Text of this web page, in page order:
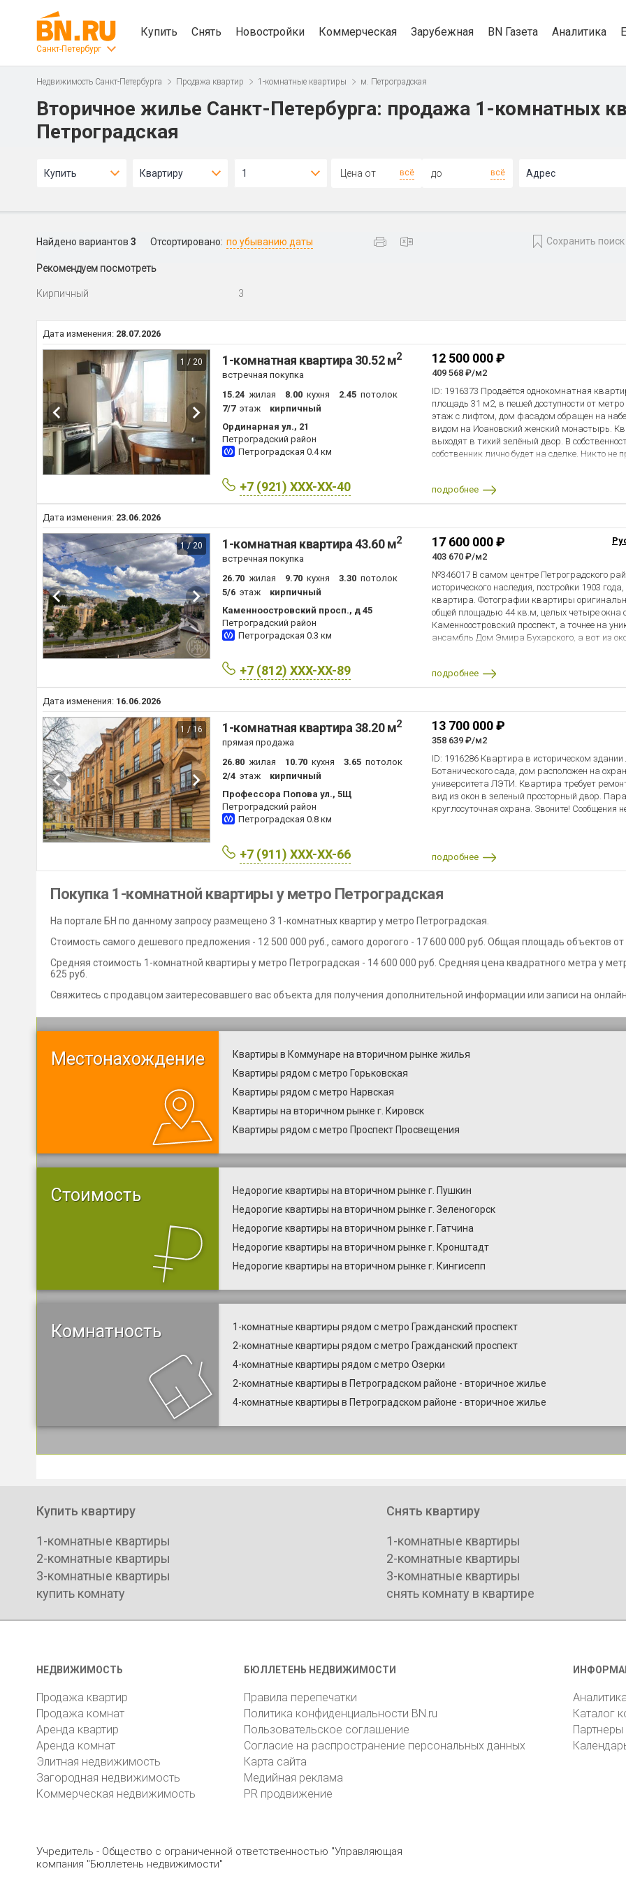
Санкт-Петербург
Купить Снять Новостройки Коммерческая Зарубежная BN Газета Аналитика
Недвижимость Санкт-Петербурга Продажа квартир 1-комнатные квартиры м. Петроградская
Вторичное жилье Санкт-Петербурга: продажа 1-комнатных
Петроградская
Купить Квартиру 1 всё всё Адрес
Найдено вариантов 3 Отсортировано: по убыванию даты Сохранить поиск
Рекомендуем посмотреть
Кирпичный 3
Дата изменения: 28.07.2026
1 / 20 1-комнатная квартира 30.52 м2
встречная покупка
15.24 жилая 8.00 кухня 2.45 потолок
7/7 этаж
кирпичный
Ординарная ул., 21
Петроградский район
Петроградская 0.4 км
+7 (921) XXX-XX-40
12 500 000 ₽
409 568 ₽/м2
ID: 1916373 Продаётся однокомнатная
площадь 31 м2, в пешей доступности от
этаж с лифтом, дом фасадом обращен на
видом на Иоановский женский монастырь.
выходят в тихий зелёный двор. В
собственник лично будет на сделке. Никто не
города. Планируем легкую встречную покупку.
подробнее
Дата изменения: 23.06.2026
1 / 20 1-комнатная квартира 43.60 м2
встречная покупка
26.70 жилая 9.70 кухня 3.30 потолок
5/6 этаж
кирпичный
Каменноостровский просп., д 45
Петроградский район
Петроградская 0.3 км
+7 (812) XXX-XX-89
17 600 000 ₽
403 670 ₽/м2
№346017 В самом центре Петроградского
исторического наследия, постройки 1903
квартира. Фотографии квартиры
общей площадью 44 кв.м, целых четыре окна
Каменноостровский проспект, а точнее на
ансамбль Дом Эмира Бухарского, а вот из
из разных пород дерева, а на потолке узор
3,3 м. Вход в парадную со двора. Во дворе
развязка: станция метро «Петроградская»
ходьбы, чуть дальше — «Чкаловская». В пешей
(Крестовский остров, Вяземский,
ответим на все вопросы, а если захотелось
просмотр в удобное время.
подробнее
Дата изменения: 16.06.2026
1 / 16 1-комнатная квартира 38.20 м2
прямая продажа
26.80 жилая 10.70 кухня 3.65 потолок
2/4 этаж
кирпичный
Профессора Попова ул., 5Щ
Петроградский район
Петроградская 0.8 км
+7 (911) XXX-XX-66
13 700 000 ₽
358 639 ₽/м2
ID: 1916286 Квартира в историческом
Ботанического сада, дом расположен на
университета ЛЭТИ. Квартира требует
вид из окон в зеленый просторный двор.
круглосуточная охрана. Звоните! Сообщения
подробнее
Покупка 1-комнатной квартиры у метро Петроградская
На портале БН по данному запросу размещено 3 1-комнатных квартир у метро Петроградская.
Стоимость самого дешевого предложения - 12 500 000 руб., самого дорогого - 17 600 000 руб. Общая площадь объектов
Средняя стоимость 1-комнатной квартиры у метро Петроградская - 14 600 000 руб. Средняя цена квадратного метра у
625 руб.
Свяжитесь с продавцом заитересовавшего вас объекта для получения дополнительной информации или записи на
Местонахождение
Квартиры в Коммунаре на вторичном рынке жилья
Квартиры рядом с метро Горьковская
Квартиры рядом с метро Нарвская
Квартиры на вторичном рынке г. Кировск
Квартиры рядом с метро Проспект Просвещения
Стоимость
Недорогие квартиры на вторичном рынке г. Пушкин
Недорогие квартиры на вторичном рынке г. Зеленогорск
Недорогие квартиры на вторичном рынке г. Гатчина
Недорогие квартиры на вторичном рынке г. Кронштадт
Недорогие квартиры на вторичном рынке г. Кингисепп
Комнатность
1-комнатные квартиры рядом с метро Гражданский проспект
2-комнатные квартиры рядом с метро Гражданский проспект
4-комнатные квартиры рядом с метро Озерки
2-комнатные квартиры в Петроградском районе - вторичное жилье
4-комнатные квартиры в Петроградском районе - вторичное жилье
Купить квартиру
1-комнатные квартиры
2-комнатные квартиры
3-комнатные квартиры
купить комнату
Снять квартиру
1-комнатные квартиры
2-комнатные квартиры
3-комнатные квартиры
снять комнату в квартире
НЕДВИЖИМОСТЬ
Продажа квартир
Продажа комнат
Аренда квартир
Аренда комнат
Элитная недвижимость
Загородная недвижимость
Коммерческая недвижимость
БЮЛЛЕТЕНЬ НЕДВИЖИМОСТИ
Правила перепечатки
Политика конфиденциальности BN.ru
Пользовательское соглашение
Согласие на распространение персональных данных
Карта сайта
Медийная реклама
PR продвижение
Каталог
Партнеры
Учредитель - Общество с ограниченной ответственностью "Управляющая
компания "Бюллетень недвижимости"